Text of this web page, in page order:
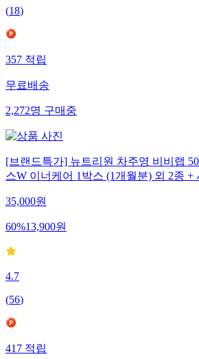
(18)
357 적립
무료배송
2,272명 구매중
[브랜드특가] 뉴트리원 차주영 비비랩
스W 이너케어 1박스 (1개월분) 외 2종 +
35,000원
60%13,900원
4.7
(56)
417 적립